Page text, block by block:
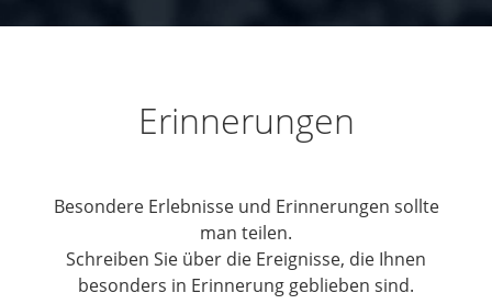
Erinnerungen
Besondere Erlebnisse und Erinnerungen sollte
man teilen.
Schreiben Sie über die Ereignisse, die Ihnen
besonders in Erinnerung geblieben sind.